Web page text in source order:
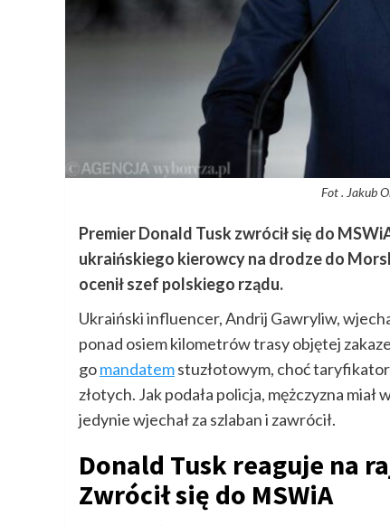
Fot . Jakub
Premier Donald Tusk zwrócił się do
ukraińskiego kierowcy na drodze do
ocenił szef polskiego rządu.
Ukraiński influencer, Andrij Gawryliw,
ponad osiem kilometrów trasy objętej
gomandatemstuzłotowym, choć
złotych. Jak podała policja, mężczyzna
jedynie wjechał za szlaban i zawrócił.
Donald Tusk reaguje na
Zwrócił się do MSWiA